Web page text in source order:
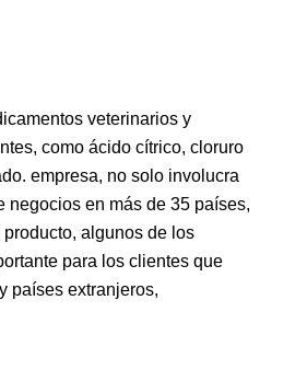
veterinarios y
como ácido cítrico, cloruro
empresa, no solo involucra
negocios en más de 35 países,
algunos de los
para los clientes que
países extranjeros,